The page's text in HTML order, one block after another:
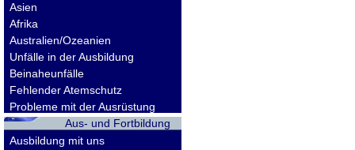
Asien
Afrika
Australien/Ozeanien
Unfälle in der Ausbildung
Beinaheunfälle
Fehlender Atemschutz
Probleme mit der Ausrüstung
Aus- und Fortbildung
Ausbildung mit uns